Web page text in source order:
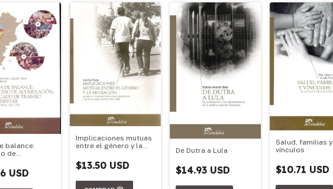
balance:
de
y bienestar
USD
Implicaciones mutuas
entre el género y la
$13.50 USD
De Dutra a Lula
$14.93 USD
Salud, familias y
vínculos
$10.71 USD